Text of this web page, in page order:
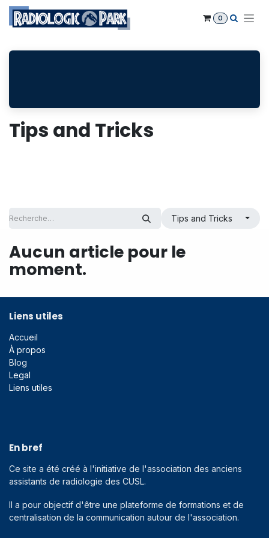
Se rendre au contenu
0
Tips and Tricks
Tips and Tricks
Aucun article pour le
moment.
Liens utiles
Accueil
À propos
Blog
Legal
Liens utiles
En bref
Ce site a été créé à l'initiative de l'association des anciens
assistants de radiologie des CUSL.
Il a pour objectif d'être une plateforme de formations et de
centralisation de la communication autour de l'association.